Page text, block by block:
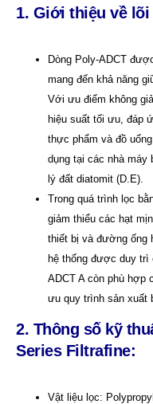
1. Giới thiệu về lõi
Dòng Poly-ADCT
mang đến khả năng
Với ưu điểm không
hiệu suất tối ưu, đáp
thực phẩm và đồ
dụng tại các nhà
lý đất diatomit (D.E).
Trong quá trình lọc
giảm thiểu các hạt
thiết bị và đường ống
hệ thống được duy trì
ADCT A còn phù hợp
ưu quy trình sản xuất
2. Thông số kỹ
Series Filtrafine:
Vật liệu lọc: